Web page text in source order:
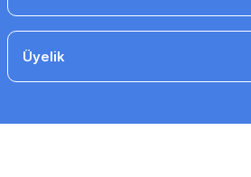
Üyelik